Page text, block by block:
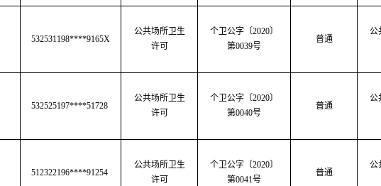
532531198****9165X
公共场所卫生
许可
个卫公字〔2020〕
第0039号
普通
公
532525197****51728
公共场所卫生
许可
个卫公字 〔2020〕
第0040号
普通
公
512322196****91254
公共场所卫生
许可
个卫公字 〔2020〕
第0041号
普通
公